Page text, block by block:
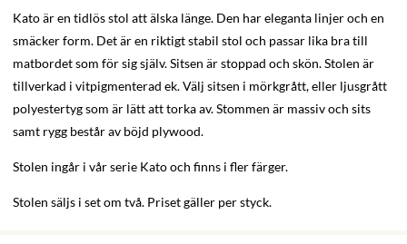
Kato är en tidlös stol att älska länge. Den har eleganta linjer och en
smäcker form. Det är en riktigt stabil stol och passar lika bra till
matbordet som för sig själv. Sitsen är stoppad och skön. Stolen är
tillverkad i vitpigmenterad ek. Välj sitsen i mörkgrått, eller ljusgrått
polyestertyg som är lätt att torka av. Stommen är massiv och sits
samt rygg består av böjd plywood.
Stolen ingår i vår serie Kato och finns i fler färger.
Stolen säljs i set om två. Priset gäller per styck.